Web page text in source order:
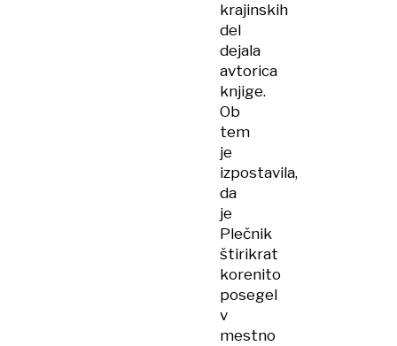
krajinskih
del
dejala
avtorica
knjige.
Ob
tem
je
izpostavila,
da
je
Plečnik
štirikrat
korenito
posegel
v
mestno